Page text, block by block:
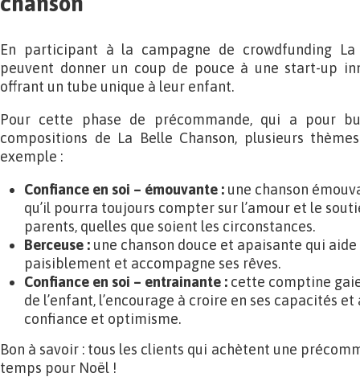
En participant à la campagne de crowdfunding La
peuvent donner un coup de pouce à une start-up
offrant un tube unique à leur enfant.
Pour cette phase de précommande, qui a pour
compositions de La Belle Chanson, plusieurs
exemple :
Confiance en soi – émouvante : une chanson
qu’il pourra toujours compter sur l’amour et le
parents, quelles que soient les circonstances.
Berceuse : une chanson douce et apaisante qui aide
paisiblement et accompagne ses rêves.
Confiance en soi – entrainante : cette comptine
de l’enfant, l’encourage à croire en ses capacités
confiance et optimisme.
Bon à savoir : tous les clients qui achètent une
temps pour Noël !